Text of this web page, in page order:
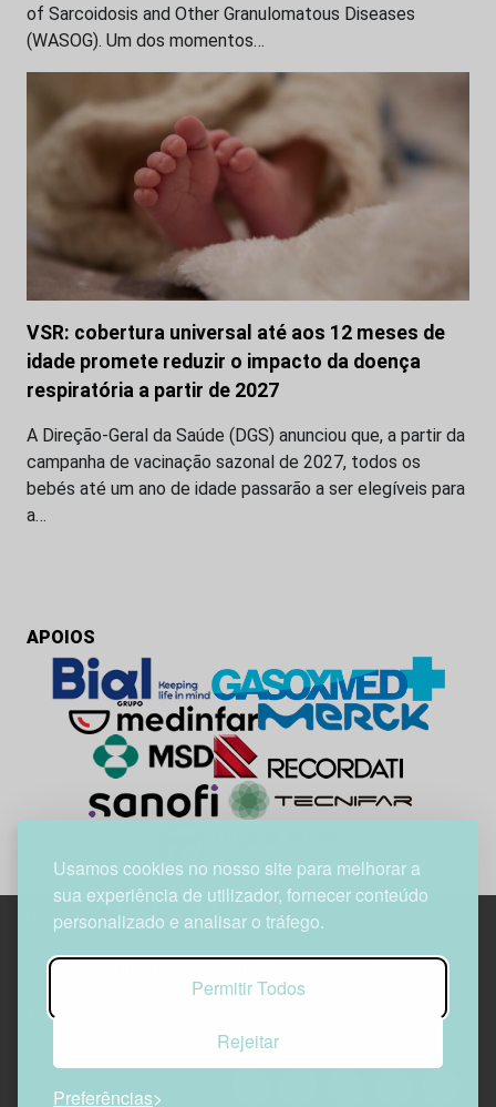
Usamos cookies no nosso site para melhorar a
sua experiência de utilizador, fornecer conteúdo
personalizado e analisar o tráfego.
Permitir Todos
Rejeitar
Preferências
of Sarcoidosis and Other Granulomatous Diseases
(WASOG). Um dos momentos…
VSR: cobertura universal até aos 12 meses de
idade promete reduzir o impacto da doença
respiratória a partir de 2027
A Direção-Geral da Saúde (DGS) anunciou que, a partir da
campanha de vacinação sazonal de 2027, todos os
bebés até um ano de idade passarão a ser elegíveis para
a…
APOIOS
Edif. Lisboa Oriente | Av. Infante D. Henrique, n.º 333H, esc.
1800-282 Lisboa | Portugal